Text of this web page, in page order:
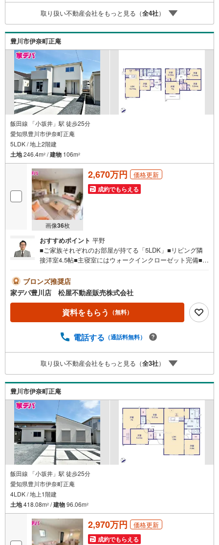
家族皆様でお越しいただける大型店舗です（大型駐車場完
備）。【現地ご案内 随時受け付けています！】お電話受
付 9:00～20:00（年中無休）年中無休につき土日はもちろ
ん平日夜やお仕事終わりのご内覧、女性営業スタッフによ
るご案内も可能です！
取り扱い不動産会社をもっと見る（全4社）
豊川市伊奈町正庵
飯田線 「小坂井」駅 徒歩25分
愛知県豊川市伊奈町正庵
5LDK / 地上2階建
土地246.4m2 /建物 106m2
画像36枚
2,670万円 価格更新
成約でもらえる
おすすめポイント 平野
■ご家族それぞれのお部屋が持てる「5LDK」■リビング隣
接洋室4.5帖■主寝室にはウォークインクローゼット完備■買
差しが差し込むリビングは広さ15.75帖 ・リビング全体を
見渡せ、お子様も安心の対面キッチン●家デパ 松屋不動産
販売 のつよみ●・豊橋市・豊川市・知立市・浜松市の4店舗
営業中！三河エリア・遠州エリアの物件ならおまかせくだ
さい。新築戸建、中古戸建、中古マンション、土地をお客
フォーム実績多数！中古物件をご購入の際、約70％という
キッズスペース用意しております。ぜひご家族そろってご
来場ください。・営業時間 午前9時00分～午後6時30分
（定休日:水曜日）この時間帯はお電話でのお問い合わせが
スムーズにご案内できます。右下の電話ボタンをタッチ！
もしくはお気軽にお電話ください。
ブロンズ推奨店
家デパ豊川店 松屋不動産販売株式会社
資料をもらう （無料）
電話する （通話料無料）
取り扱い不動産会社をもっと見る（全3社）
豊川市伊奈町正庵
飯田線 「小坂井」駅 徒歩25分
愛知県豊川市伊奈町正庵
4LDK / 地上1階建
土地418.08m2 /建物96.06m2
2,970万円 価格更新
成約でもらえる